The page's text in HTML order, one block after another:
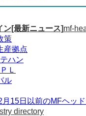
ン[最新ニュース]mf-
策
産拠点
ハン
Ｌ
ル
月15日以前のMFヘッ
directory